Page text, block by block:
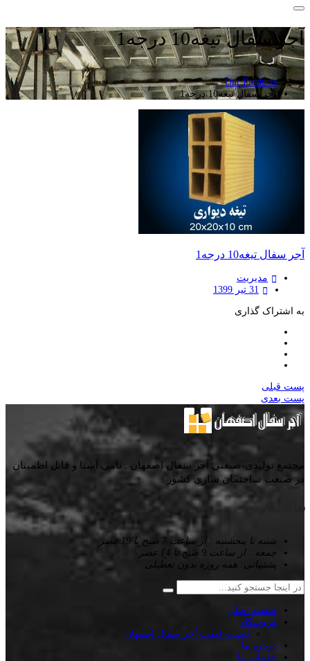
آجر سفال تیغه10 درجه1
Our Products
آجر سفال تیغه10 درجه1
آجر سفال تیغه10 درجه1
مدیریت
31 تیر 1399
به اشتراک گذاری
پست قبلی
پست بعدی
مجتمع تولیدی-صنعتی آجر سفال اصفهان , نامی آشنا و قابل اطمینان
در صنعت ساختمان سازی کشور
شنبه تا پنجشنبه : از ساعت 7 صبح تا 19 عصر
جمعه : از ساعت 9 صبح تا 14 عصر
پشتیبانی: همه روزه بدون تعطیلی
صفحه اصلی
فروشگاه
لیست قیمت آجر سفال اصفهان
درباره ما
خدمات ما